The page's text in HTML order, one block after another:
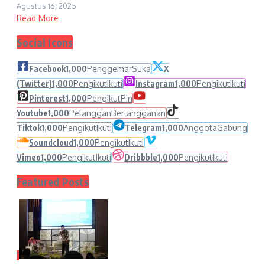
Agustus 16, 2025
Read More
Social Icons
Facebook1,000PenggemarSuka
X
(Twitter)1,000PengikutIkuti Instagram1,000PengikutIkuti
Pinterest1,000PengikutPin
Youtube1,000PelangganBerlangganan
Tiktok1,000PengikutIkuti Telegram1,000AnggotaGabung
Soundcloud1,000PengikutIkuti
Vimeo1,000PengikutIkuti Dribbble1,000PengikutIkuti
Featured Posts
1